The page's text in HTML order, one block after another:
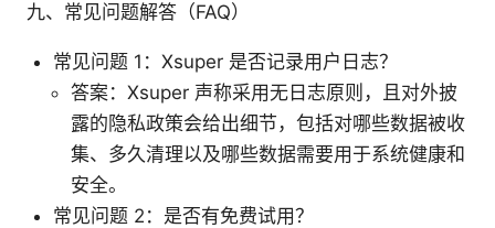
九、常见问题解答（FAQ）
常见问题 1：Xsuper 是否记录用户日志？
答案：Xsuper 声称采用无日志原则，且对外披
露的隐私政策会给出细节，包括对哪些数据被收
集、多久清理以及哪些数据需要用于系统健康和
安全。
常见问题 2：是否有免费试用？